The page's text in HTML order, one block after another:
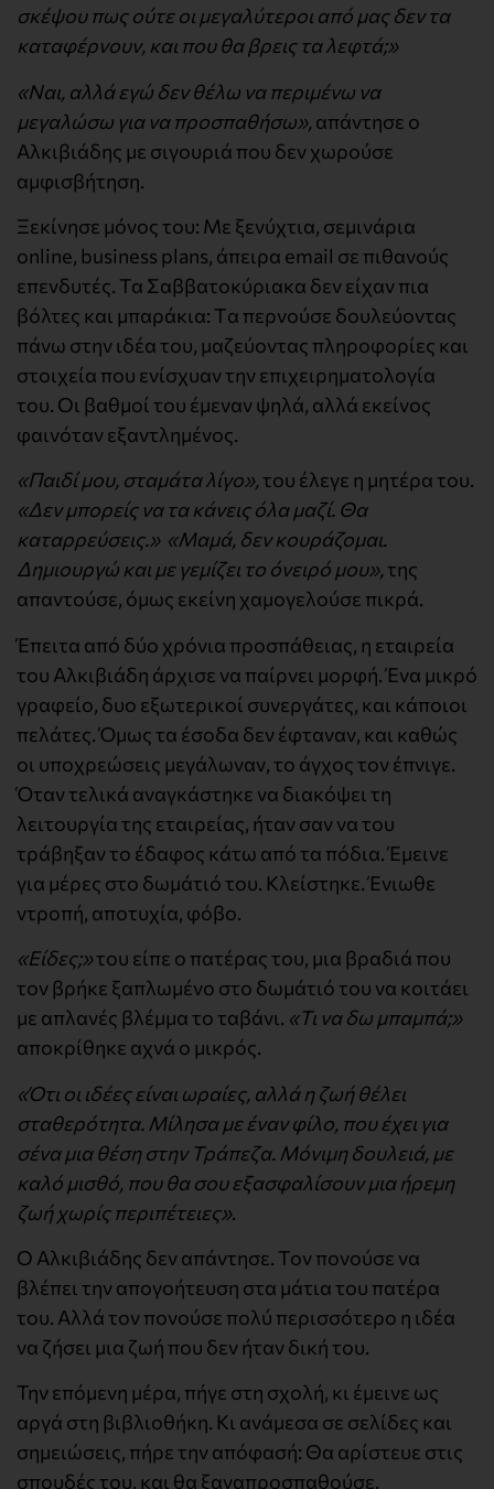
σκέψου πως ούτε οι μεγαλύτεροι από μας δεν τα
καταφέρνουν, και που θα βρεις τα λεφτά;»
«Ναι, αλλά εγώ δεν θέλω να περιμένω να
μεγαλώσω για να προσπαθήσω», απάντησε ο
Αλκιβιάδης με σιγουριά που δεν χωρούσε
αμφισβήτηση.
Ξεκίνησε μόνος του: Mε ξενύχτια, σεμινάρια
online, business plans, άπειρα email σε πιθανούς
επενδυτές. Τα Σαββατοκύριακα δεν είχαν πια
βόλτες και μπαράκια: Tα περνούσε δουλεύοντας
πάνω στην ιδέα του, μαζεύοντας πληροφορίες και
στοιχεία που ενίσχυαν την επιχειρηματολογία
του. Οι βαθμοί του έμεναν ψηλά, αλλά εκείνος
φαινόταν εξαντλημένος.
«Παιδί μου, σταμάτα λίγο»,του έλεγε η μητέρα του.
«Δεν μπορείς να τα κάνεις όλα μαζί. Θα
καταρρεύσεις.» «Μαμά, δεν κουράζομαι.
Δημιουργώ και με γεμίζει το όνειρό μου»,της
απαντούσε, όμως εκείνη χαμογελούσε πικρά.
Έπειτα από δύο χρόνια προσπάθειας, η εταιρεία
του Αλκιβιάδη άρχισε να παίρνει μορφή. Ένα μικρό
γραφείο, δυο εξωτερικοί συνεργάτες, και κάποιοι
πελάτες. Όμως τα έσοδα δεν έφταναν, και καθώς
οι υποχρεώσεις μεγάλωναν, το άγχος τον έπνιγε.
Όταν τελικά αναγκάστηκε να διακόψει τη
λειτουργία της εταιρείας, ήταν σαν να του
τράβηξαν το έδαφος κάτω από τα πόδια. Έμεινε
για μέρες στο δωμάτιό του. Κλείστηκε. Ένιωθε
ντροπή, αποτυχία, φόβο.
«Είδες;»του είπε ο πατέρας του, μια βραδιά που
τον βρήκε ξαπλωμένο στο δωμάτιό του να κοιτάει
με απλανές βλέμμα το ταβάνι. «Τι να δω μπαμπά;»
αποκρίθηκε αχνά ο μικρός.
«Ότι οι ιδέες είναι ωραίες, αλλά η ζωή θέλει
σταθερότητα. Μίλησα με έναν φίλο, που έχει για
σένα μια θέση στην Τράπεζα. Μόνιμη δουλειά, με
καλό μισθό, που θα σου εξασφαλίσουν μια ήρεμη
ζωή χωρίς περιπέτειες».
Ο Αλκιβιάδης δεν απάντησε. Τον πονούσε να
βλέπει την απογοήτευση στα μάτια του πατέρα
του. Αλλά τον πονούσε πολύ περισσότερο η ιδέα
να ζήσει μια ζωή που δεν ήταν δική του.
Την επόμενη μέρα, πήγε στη σχολή, κι έμεινε ως
αργά στη βιβλιοθήκη. Κι ανάμεσα σε σελίδες και
σημειώσεις, πήρε την απόφασή: Θα αρίστευε στις
σπουδές του, και θα ξαναπροσπαθούσε.